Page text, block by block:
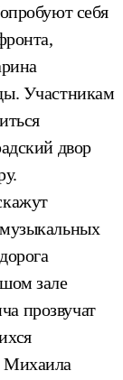
себя
Участникам
двор
зале
прозвучат
Михаила